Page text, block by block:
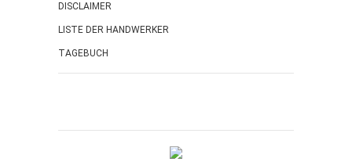
DISCLAIMER
LISTE DER HANDWERKER
TAGEBUCH